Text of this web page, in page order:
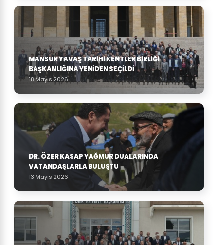
MANSUR YAVAŞ TARIHI KENTLER BIRLIĞI
BAŞKANLIĞINA YENIDEN SEÇILDI
18 Mayıs 2026
DR. ÖZER KASAP YAĞMUR DUALARINDA
VATANDAŞLARLA BULUŞTU
13 Mayıs 2026